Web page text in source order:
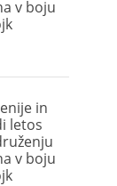
v boju
in
letos
v boju